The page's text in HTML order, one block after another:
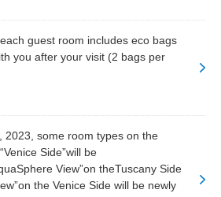
guest room includes eco bags
you after your visit (2 bags per
2023, some room types on the
Side”will be
View”on theTuscany Side
the Venice Side will be newly